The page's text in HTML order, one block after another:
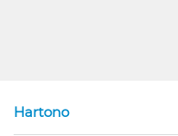
Hartono